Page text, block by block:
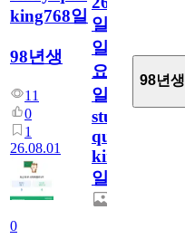
king768일
98년생
11
0
1
26.08.01
0
일
일
요
일/English
study
quiz
king768
일
98년생